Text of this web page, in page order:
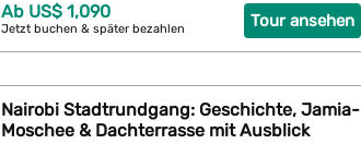
Tour ansehen
Ab US$ 1,090
Jetzt buchen & später bezahlen
Nairobi Stadtrundgang: Geschichte, Jamia-
Moschee & Dachterrasse mit Ausblick